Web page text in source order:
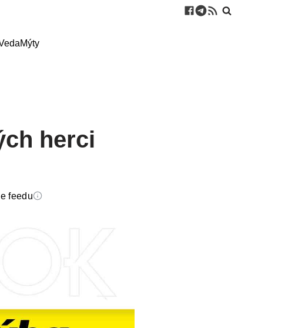
Mýty
herci
feedu